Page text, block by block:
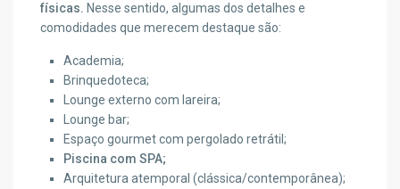
físicas. Nesse sentido, algumas dos detalhes e
comodidades que merecem destaque são:
Academia;
Brinquedoteca;
Lounge externo com lareira;
Lounge bar;
Espaço gourmet com pergolado retrátil;
Piscina com SPA;
Arquitetura atemporal (clássica/contemporânea);